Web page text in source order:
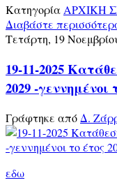
Κατηγορία ΑΡΧΙΚΗ
Διαβάστε
Τετάρτη, 19
19-11-2025
2029 -γεννημένοι
Γράφτηκε από Δ.
εδω